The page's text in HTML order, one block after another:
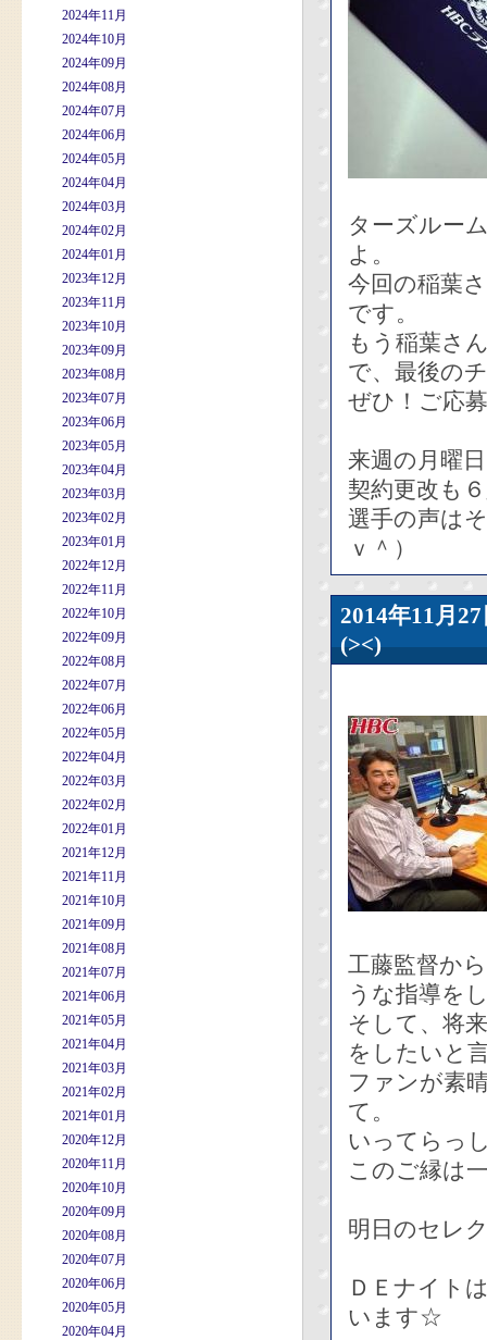
2024年11月
2024年10月
2024年09月
2024年08月
2024年07月
2024年06月
2024年05月
2024年04月
2024年03月
2024年02月
2024年01月
2023年12月
2023年11月
2023年10月
2023年09月
2023年08月
2023年07月
2023年06月
2023年05月
2023年04月
2023年03月
2023年02月
2023年01月
2022年12月
2022年11月
2022年10月
2022年09月
2022年08月
2022年07月
2022年06月
2022年05月
2022年04月
2022年03月
2022年02月
2022年01月
2021年12月
2021年11月
2021年10月
2021年09月
2021年08月
2021年07月
2021年06月
2021年05月
2021年04月
2021年03月
2021年02月
2021年01月
2020年12月
2020年11月
2020年10月
2020年09月
2020年08月
2020年07月
2020年06月
2020年05月
2020年04月
ターズルー
よ。
今回の稲葉
です。
もう稲葉さ
で、最後の
ぜひ！ご応
来週の月曜
契約更改も
選手の声は
ｖ＾）
2014年11
(><)
工藤監督か
うな指導を
そして、将
をしたいと
ファンが素
て。
いってらっ
このご縁は
明日のセレ
ＤＥナイト
います☆